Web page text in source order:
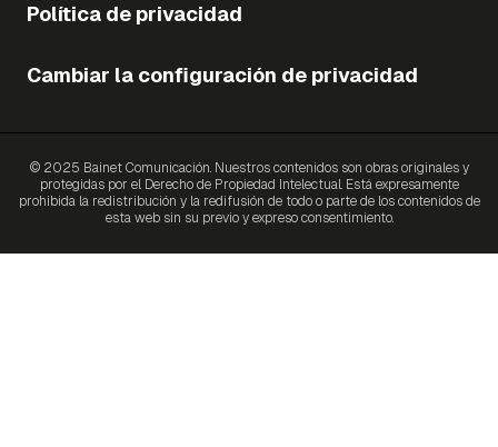
Política de privacidad
Cambiar la configuración de privacidad
© 2025 Bainet Comunicación. Nuestros contenidos son obras originales y
protegidas por el Derecho de Propiedad Intelectual. Está expresamente
prohibida la redistribución y la redifusión de todo o parte de los contenidos de
esta web sin su previo y expreso consentimiento.